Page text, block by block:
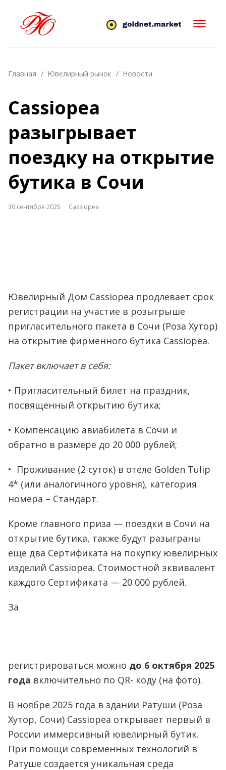
Главная Ювелирный рынок Новости
Cassiopea
разыгрывает
поездку на открытие
бутика в Сочи
30 сентября 2025 Cassiopea
Ювелирный Дом Cassiopea продлевает срок
регистрации на участие в розыгрыше
пригласительного пакета в Сочи (Роза Хутор)
на открытие фирменного бутика Cassiopea.
Пакет включает в себя:
• Пригласительный билет на праздник,
посвященный открытию бутика;
• Компенсацию авиабилета в Сочи и
обратно в размере до 20 000 рублей;
• Проживание (2 суток) в отеле Golden Tulip
4* (или аналогичного уровня), категория
номера – Стандарт.
Кроме главного приза — поездки в Сочи на
открытие бутика, также будут разыграны
еще два Сертификата на покупку ювелирных
изделий Cassiopea. Стоимостной эквивалент
каждого Сертификата — 20 000 рублей.
За
регистрироваться можно до 6 октября 2025
года включительно по QR- коду (на фото).
В ноябре 2025 года в здании Ратуши (Роза
Хутор, Сочи) Cassiopea открывает первый в
России иммерсивный ювелирный бутик.
При помощи современных технологий в
Ратуше создается уникальная среда